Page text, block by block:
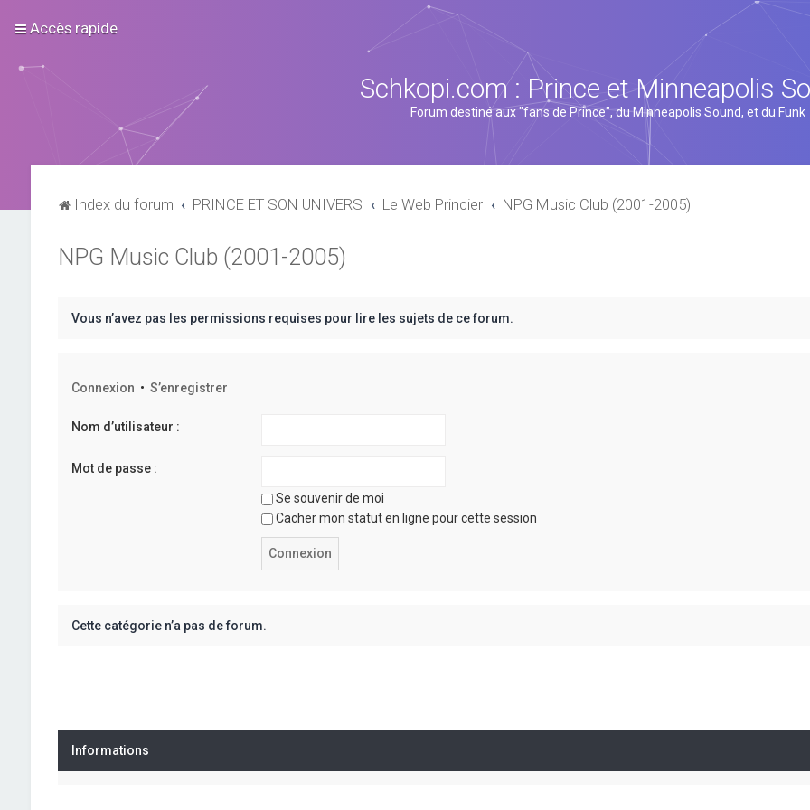
Accès rapide
Schkopi.com : Prince et Minneapolis
Forum destiné aux "fans de Prince", du Minneapolis Sound, et du Funk
Index du forum PRINCE ET SON UNIVERS Le Web Princier NPG Music Club (2001-2005)
NPG Music Club (2001-2005)
Vous n’avez pas les permissions requises pour lire les sujets de ce forum.
Connexion • S’enregistrer
Nom d’utilisateur :
Mot de passe :
Se souvenir de moi
Cacher mon statut en ligne pour cette session
Cette catégorie n’a pas de forum.
Informations